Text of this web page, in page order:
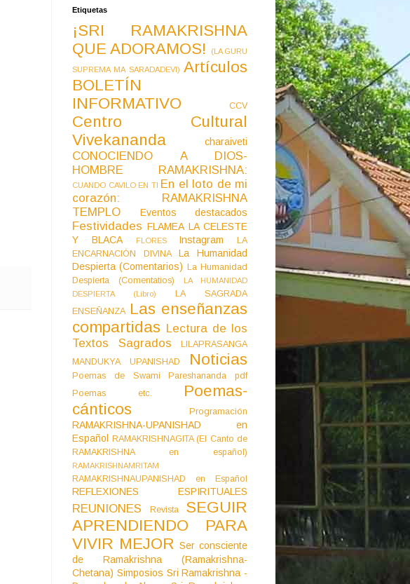
Etiquetas
¡SRI RAMAKRISHNA
QUE ADORAMOS!
(LA GURU
SUPREMA MA SARADADEVI) Artículos
BOLETÍN
INFORMATIVO
CCV
Centro Cultural
Vivekananda
charaiveti
CONOCIENDO A DIOS-
HOMBRE RAMAKRISHNA:
CUANDO CAVILO EN TI En el loto de mi
corazón: RAMAKRISHNA
TEMPLO
Eventos destacados
Festividades FLAMEA LA CELESTE
Y BLACA
FLORES Instagram
LA
ENCARNACIÓN DIVINA
La Humanidad
Despierta (Comentarios)
La Humanidad
Despierta (Comentatios)
LA HUMANIDAD
DESPIERTA (Libro)
LA SAGRADA
ENSEÑANZA Las enseñanzas
compartidas Lectura de los
Textos Sagrados
LILAPRASANGA
MANDUKYA UPANISHAD
Noticias
Poemas de Swami Pareshananda pdf
Poemas etc.
Poemas-
cánticos
Programación
RAMAKRISHNA-UPANISHAD en
Español
RAMAKRISHNAGITA (El Canto de
RAMAKRISHNA en español)
RAMAKRISHNAMRITAM
RAMAKRISHNAUPANISHAD en Español
REFLEXIONES ESPIRITUALES
REUNIONES Revista
SEGUIR
APRENDIENDO PARA
VIVIR MEJOR Ser consciente
de Ramakrishna (Ramakrishna-
Chetana) Simposios Sri Ramakrishna -